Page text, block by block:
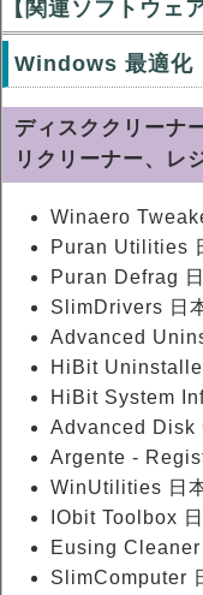
【関連ソフトウェ
Windows 最適化
ディスククリーナ
リクリーナー、レ
Winaero
Puran Utilities
Puran Defrag
SlimDrivers 日
Advanced
HiBit
HiBit System
Advanced Disk
Argente -
WinUtilities 日
IObit Toolbox
Eusing Cleaner
SlimComputer